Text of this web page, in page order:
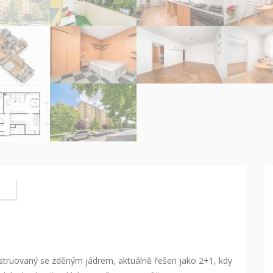
se zděným jádrem, aktuálně řešen jako 2+1, kdy